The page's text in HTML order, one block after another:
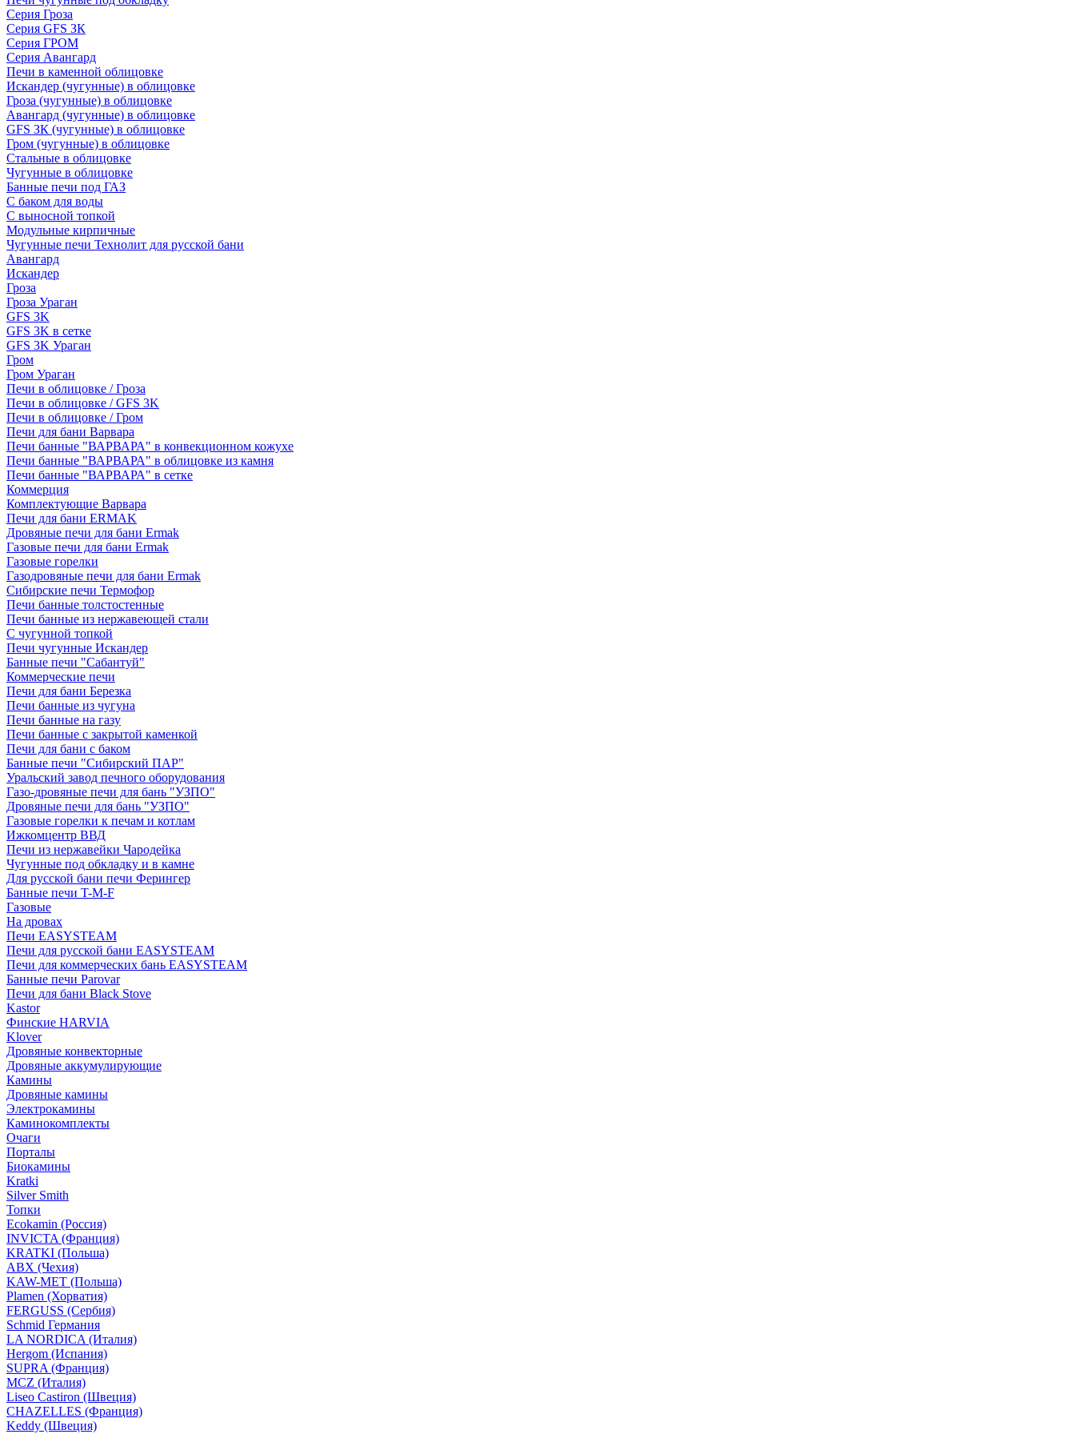
Серия Гроза
Серия GFS ЗК
Серия ГРОМ
Серия Авангард
Печи в каменной облицовке
Искандер (чугунные) в облицовке
Гроза (чугунные) в облицовке
Авангард (чугунные) в облицовке
GFS ЗК (чугунные) в облицовке
Гром (чугунные) в облицовке
Стальные в облицовке
Чугунные в облицовке
Банные печи под ГАЗ
С баком для воды
С выносной топкой
Модульные кирпичные
Чугунные печи Технолит для русской бани
Авангард
Искандер
Гроза
Гроза Ураган
GFS 3K
GFS 3K в сетке
GFS 3K Ураган
Гром
Гром Ураган
Печи в облицовке / Гроза
Печи в облицовке / GFS 3K
Печи в облицовке / Гром
Печи для бани Варвара
Печи банные "ВАРВАРА" в конвекционном кожухе
Печи банные "ВАРВАРА" в облицовке из камня
Печи банные "ВАРВАРА" в сетке
Коммерция
Комплектующие Варвара
Печи для бани ERMAK
Дровяные печи для бани Ermak
Газовые печи для бани Ermak
Газовые горелки
Газодровяные печи для бани Ermak
Сибирские печи Термофор
Печи банные толстостенные
Печи банные из нержавеющей стали
С чугунной топкой
Печи чугунные Искандер
Банные печи "Сабантуй"
Коммерческие печи
Печи для бани Березка
Печи банные из чугуна
Печи банные на газу
Печи банные с закрытой каменкой
Печи для бани с баком
Банные печи "Сибирский ПАР"
Уральский завод печного оборудования
Газо-дровяные печи для бань "УЗПО"
Дровяные печи для бань "УЗПО"
Газовые горелки к печам и котлам
Ижкомцентр ВВД
Печи из нержавейки Чародейка
Чугунные под обкладку и в камне
Для русской бани печи Ферингер
Банные печи T-M-F
Газовые
На дровах
Печи EASYSTEAM
Печи для русской бани EASYSTEAM
Печи для коммерческих бань EASYSTEAM
Банные печи Parovar
Печи для бани Black Stove
Kastor
Финские HARVIA
Klover
Дровяные конвекторные
Дровяные аккумулирующие
Камины
Дровяные камины
Электрокамины
Каминокомплекты
Очаги
Порталы
Биокамины
Kratki
Silver Smith
Топки
Ecokamin (Россия)
INVICTA (Франция)
KRATKI (Польша)
ABX (Чехия)
KAW-MET (Польша)
Plamen (Хорватия)
FERGUSS (Сербия)
Schmid Германия
LA NORDICA (Италия)
Hergom (Испания)
SUPRA (Франция)
MCZ (Италия)
Liseo Castiron (Швеция)
CHAZELLES (Франция)
Keddy (Швеция)